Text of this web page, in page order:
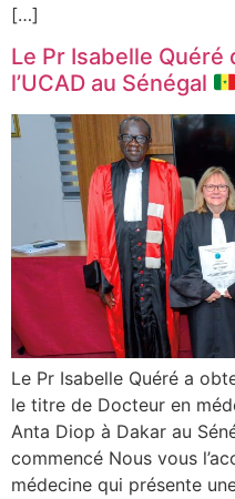
[…]
Le Pr Isabelle
l’UCAD au Sénégal
Le Pr Isabelle Quéré a
le titre de Docteur en
Anta Diop à Dakar au
commencé Nous vous
médecine qui présente